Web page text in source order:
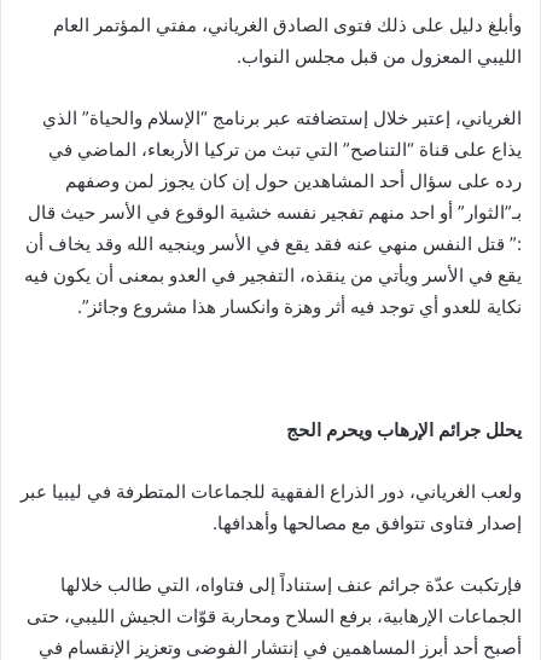
وأبلغ دليل على ذلك فتوى الصادق الغرياني، مفتي المؤتمر العام
الليبي المعزول من قبل مجلس النواب.
الغرياني، إعتبر خلال إستضافته عبر برنامج “الإسلام والحياة” الذي
يذاع على قناة “التناصح” التي تبث من تركيا الأربعاء، الماضي في
رده على سؤال أحد المشاهدين حول إن كان يجوز لمن وصفهم
بـ”الثوار” أو احد منهم تفجير نفسه خشية الوقوع في الأسر حيث قال
:” قتل النفس منهي عنه فقد يقع في الأسر وينجيه الله وقد يخاف أن
يقع في الأسر ويأتي من ينقذه، التفجير في العدو بمعنى أن يكون فيه
نكاية للعدو أي توجد فيه أثر وهزة وانكسار هذا مشروع وجائز”.
يحلل جرائم الإرهاب ويحرم الحج
ولعب الغرياني، دور الذراع الفقهية للجماعات المتطرفة في ليبيا عبر
إصدار فتاوى تتوافق مع مصالحها وأهدافها.
فإرتكبت عدّة جرائم عنف إستناداً إلى فتاواه، التي طالب خلالها
الجماعات الإرهابية، برفع السلاح ومحاربة قوّات الجيش الليبي، حتى
أصبح أحد أبرز المساهمين في إنتشار الفوضى وتعزيز الإنقسام في